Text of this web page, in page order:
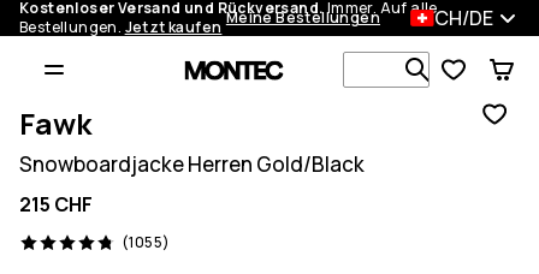
Kostenloser Versand und Rückversand.Immer. Auf alle
Bestellungen. Jetzt kaufen Meine Bestellungen CH/DE
Fawk
Snowboardjacke Herren Gold/Black
215 CHF
(1055)
1055 Reviews, 4.8/5